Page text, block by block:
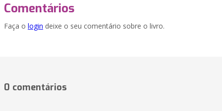
Comentários
Faça o login deixe o seu comentário sobre o livro.
0 comentários